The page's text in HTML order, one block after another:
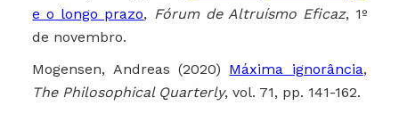
e o longo prazo, Fórum de Altruísmo Eficaz, 1º
de novembro.
Mogensen, Andreas (2020) Máxima ignorância,
The Philosophical Quarterly, vol. 71, pp. 141-162.